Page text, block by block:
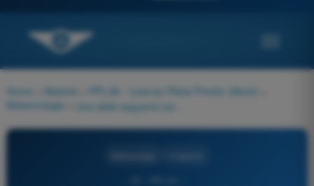
Home Materie PPL(A) - Licenza Pilota Privato (Aerei)
Meteorologia